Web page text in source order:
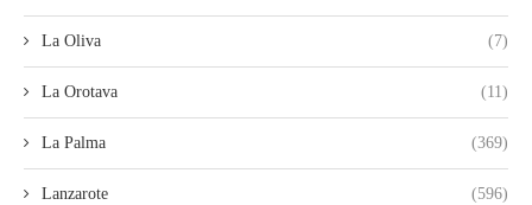
La Oliva (7)
La Orotava (11)
La Palma (369)
Lanzarote (596)